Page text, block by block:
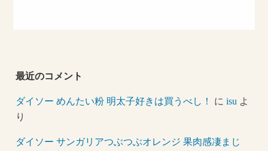
最近のコメント
ダイソー めんたい粉 明太子好きは買うべし！ にisu よ
り
ダイソー サンガリアつぶつぶオレンジ 果肉感凄まじ